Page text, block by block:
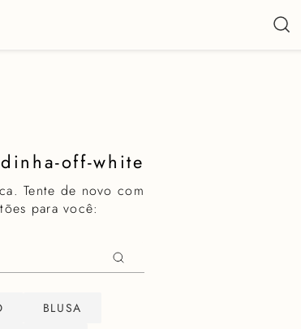
off-white
Tente de novo com
para você:
BLUSA